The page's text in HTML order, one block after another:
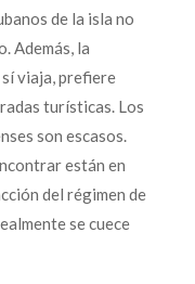
de la isla no
Además, la
viaja, prefiere
turísticas. Los
son escasos.
están en
del régimen de
se cuece